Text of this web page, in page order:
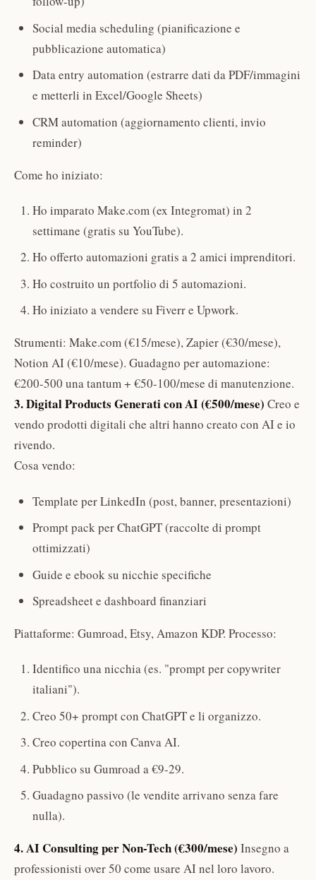
Social media scheduling (pianificazione e
pubblicazione automatica)
Data entry automation (estrarre dati da PDF/immagini
e metterli in Excel/Google Sheets)
CRM automation (aggiornamento clienti, invio
reminder)
Come ho iniziato:
Ho imparato Make.com (ex Integromat) in 2
settimane (gratis su YouTube).
Ho offerto automazioni gratis a 2 amici imprenditori.
Ho costruito un portfolio di 5 automazioni.
Ho iniziato a vendere su Fiverr e Upwork.
Strumenti: Make.com (€15/mese), Zapier (€30/mese),
Notion AI (€10/mese). Guadagno per automazione:
€200-500 una tantum + €50-100/mese di manutenzione.
3. Digital Products Generati con AI (€500/mese) Creo e
vendo prodotti digitali che altri hanno creato con AI e io
rivendo.
Cosa vendo:
Template per LinkedIn (post, banner, presentazioni)
Prompt pack per ChatGPT (raccolte di prompt
ottimizzati)
Guide e ebook su nicchie specifiche
Spreadsheet e dashboard finanziari
Piattaforme: Gumroad, Etsy, Amazon KDP. Processo:
Identifico una nicchia (es. "prompt per copywriter
italiani").
Creo 50+ prompt con ChatGPT e li organizzo.
Creo copertina con Canva AI.
Pubblico su Gumroad a €9-29.
Guadagno passivo (le vendite arrivano senza fare
nulla).
4. AI Consulting per Non-Tech (€300/mese) Insegno a
professionisti over 50 come usare AI nel loro lavoro.